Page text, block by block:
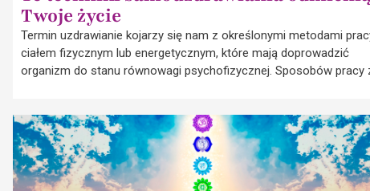
Twoje życie
Termin uzdrawianie kojarzy się nam z określonymi metodami
ciałem fizycznym lub energetycznym, które mają doprowadzić
organizm do stanu równowagi psychofizycznej. Sposobów pracy